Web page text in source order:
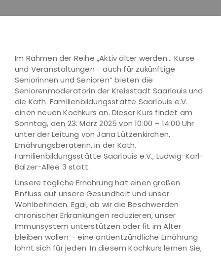
Im Rahmen der Reihe „Aktiv älter werden... Kurse
und Veranstaltungen - auch für zukünftige
Seniorinnen und Senioren“ bieten die
Seniorenmoderatorin der Kreisstadt Saarlouis und
die Kath. Familienbildungsstätte Saarlouis e.V.
einen neuen Kochkurs an. Dieser Kurs findet am
Sonntag, den 23. März 2025 von 10:00 – 14:00 Uhr
unter der Leitung von Jana Lützenkirchen,
Ernährungsberaterin, in der Kath.
Familienbildungsstätte Saarlouis e.V., Ludwig-Karl-
Balzer-Allee 3 statt.
Unsere tägliche Ernährung hat einen großen
Einfluss auf unsere Gesundheit und unser
Wohlbefinden. Egal, ob wir die Beschwerden
chronischer Erkrankungen reduzieren, unser
Immunsystem unterstützen oder fit im Alter
bleiben wollen – eine antientzündliche Ernährung
lohnt sich für jeden. In diesem Kochkurs lernen Sie,